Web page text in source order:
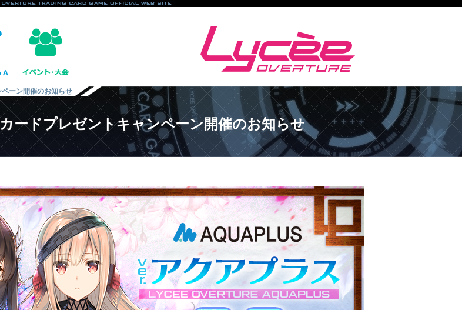
ーン開催のお知らせ
ードプレゼントキャンペーン開催のお知らせ